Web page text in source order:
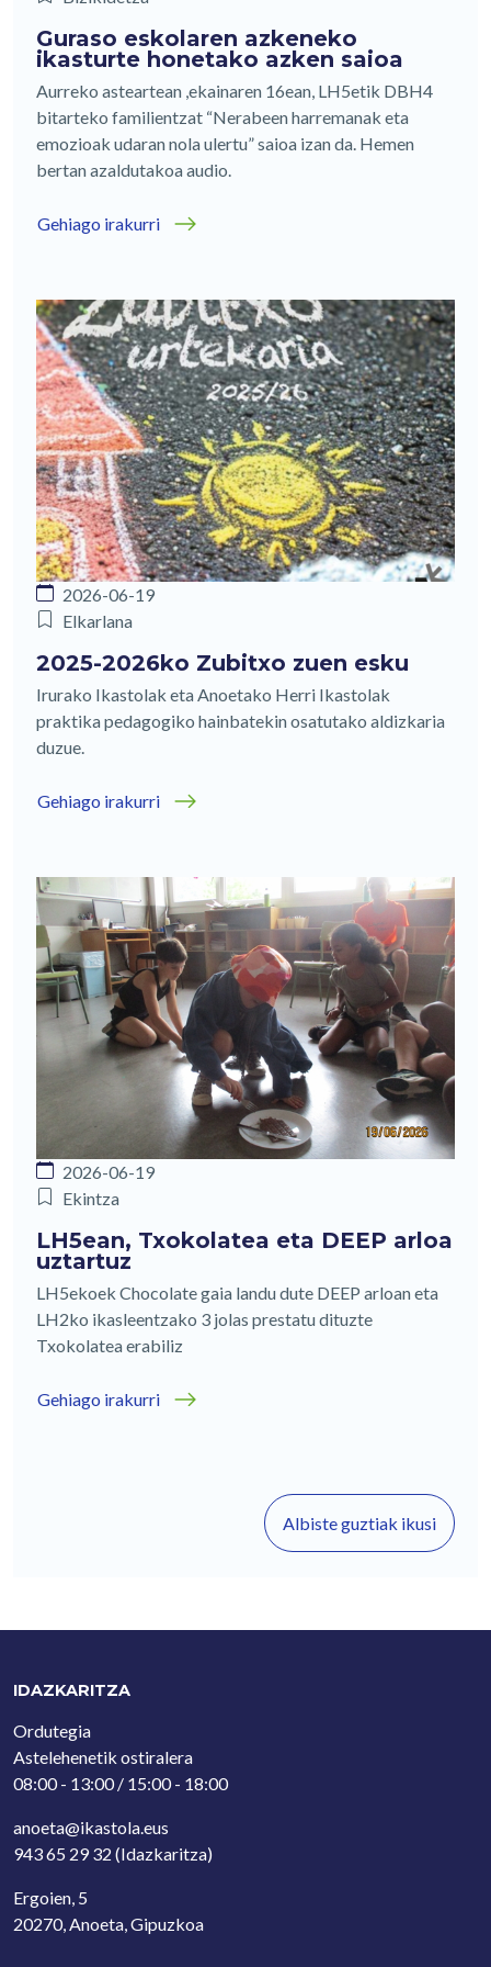
Guraso eskolaren azkeneko
ikasturte honetako azken saioa
Aurreko asteartean ,ekainaren 16ean, LH5etik DBH4
bitarteko familientzat “Nerabeen harremanak eta
emozioak udaran nola ulertu” saioa izan da. Hemen
bertan azaldutakoa audio.
Gehiago irakurri
2026-06-19
Elkarlana
2025-2026ko Zubitxo zuen esku
Irurako Ikastolak eta Anoetako Herri Ikastolak
praktika pedagogiko hainbatekin osatutako aldizkaria
duzue.
Gehiago irakurri
2026-06-19
Ekintza
LH5ean, Txokolatea eta DEEP arloa
uztartuz
LH5ekoek Chocolate gaia landu dute DEEP arloan eta
LH2ko ikasleentzako 3 jolas prestatu dituzte
Txokolatea erabiliz
Gehiago irakurri
Albiste guztiak ikusi
IDAZKARITZA
Ordutegia
Astelehenetik ostiralera
08:00 - 13:00 / 15:00 - 18:00
anoeta@ikastola.eus
943 65 29 32 (Idazkaritza)
Ergoien, 5
20270, Anoeta, Gipuzkoa